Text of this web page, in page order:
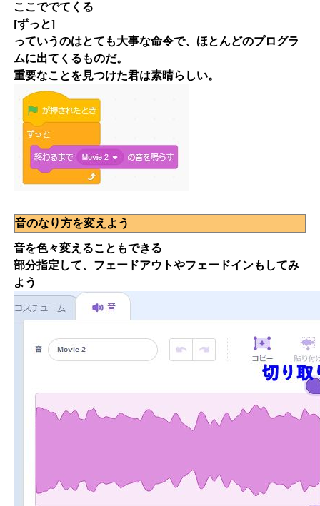
ここででてくる
[ずっと]
っていうのはとても大事な命令で、ほとんどのプログラ
ムに出てくるものだ。
重要なことを見つけた君は素晴らしい。
音のなり方を変えよう
音を色々変えることもできる
部分指定して、フェードアウトやフェードインもしてみ
よう